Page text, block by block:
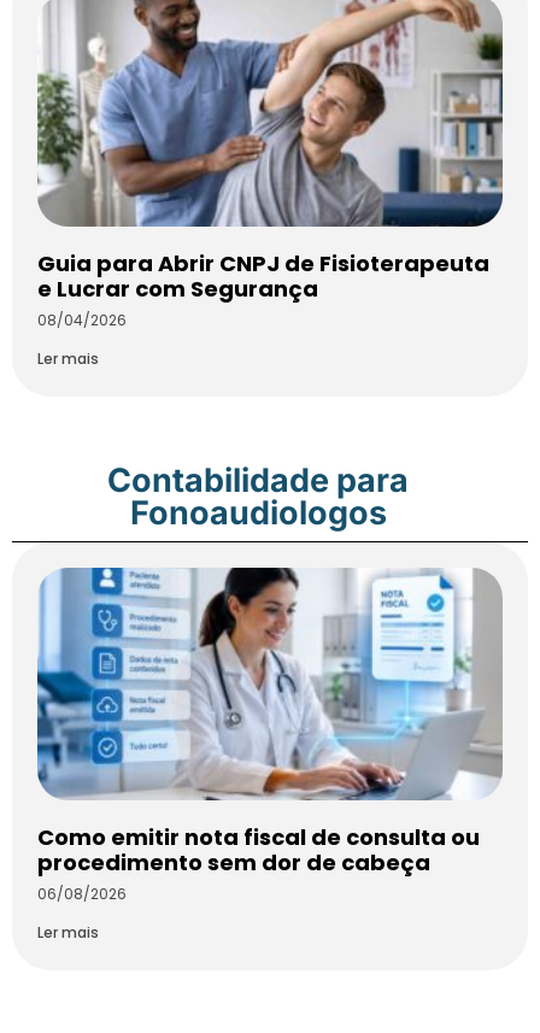
Guia para Abrir CNPJ de Fisioterapeuta
e Lucrar com Segurança
08/04/2026
Ler mais
Contabilidade para
Fonoaudiologos
Como emitir nota fiscal de consulta ou
procedimento sem dor de cabeça
06/08/2026
Ler mais